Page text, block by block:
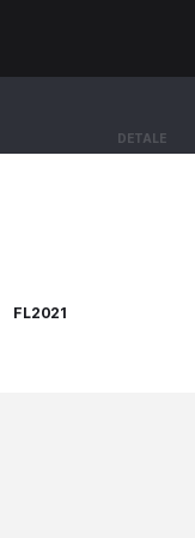
DETALE
FL2021